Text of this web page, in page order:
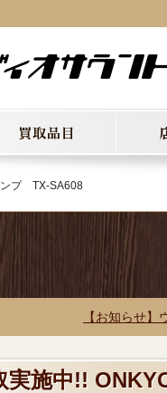
プ TX-SA608
【お知らせ
実施中!!